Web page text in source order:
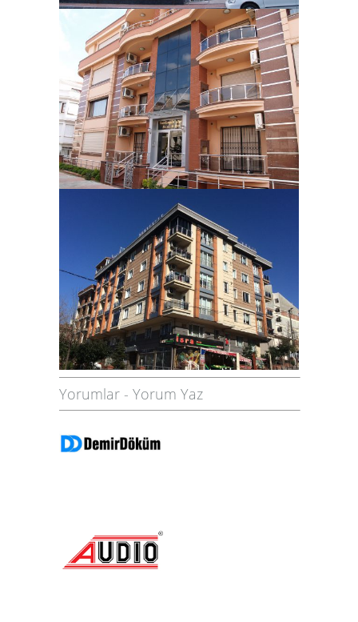
Yorumlar - Yorum Yaz